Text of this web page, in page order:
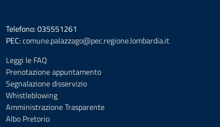
Telefono: 035551261
PEC:comune.palazzago@pec.regione.lombardia.it
Leggi le FAQ
Prenotazione appuntamento
Segnalazione disservizio
Whistleblowing
Amministrazione Trasparente
Albo Pretorio